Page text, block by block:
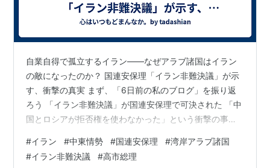
自業自得で孤立するイラン——なぜアラブ諸国はイラン
の敵になったのか？ 国連安保理「イラン非難決議」が示
す、衝撃の真実 まず、「6日前の私のブログ」を振り返
ろう 「イラン非難決議」が国連安保理で可決された 「中
国とロシアが拒否権を使わなかった」という衝撃の事実
なぜ、関係ない国々を攻撃したのか 「被害者」から「加
害者」に転落したイラン 決議が支持した国々——これだ
#イラン #中東情勢 #国連安保理 #湾岸アラブ諸国
#イラン非難決議 #高市総理